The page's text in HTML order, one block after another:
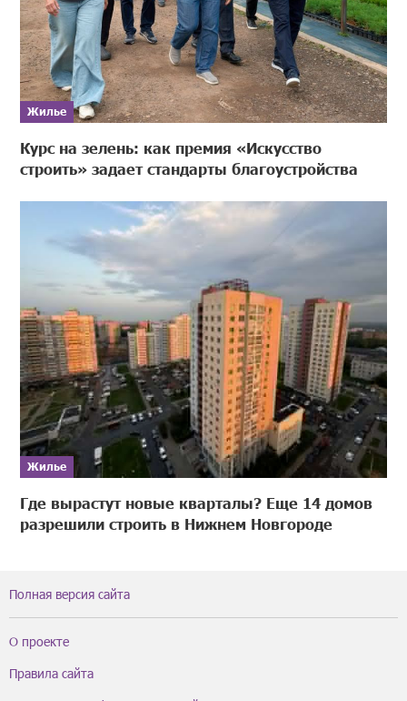
Жилье
Курс на зелень: как премия «Искусство
строить» задает стандарты благоустройства
Жилье
Где вырастут новые кварталы? Еще 14 домов
разрешили строить в Нижнем Новгороде
Полная версия сайта
О проекте
Правила сайта